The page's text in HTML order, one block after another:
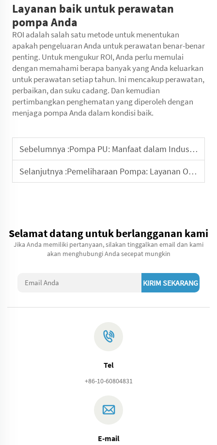
Layanan baik untuk perawatan
pompa Anda
ROI adalah salah satu metode untuk menentukan
apakah pengeluaran Anda untuk perawatan benar-benar
penting. Untuk mengukur ROI, Anda perlu memulai
dengan memahami berapa banyak yang Anda keluarkan
untuk perawatan setiap tahun. Ini mencakup perawatan,
perbaikan, dan suku cadang. Dan kemudian
pertimbangkan penghematan yang diperoleh dengan
menjaga pompa Anda dalam kondisi baik.
Sebelumnya :Pompa PU: Manfaat dalam Industri Farmasi
Selanjutnya :Pemeliharaan Pompa: Layanan Outsourcing vs. In-House
Selamat datang untuk berlangganan kami
Jika Anda memiliki pertanyaan, silakan tinggalkan email dan kami
akan menghubungi Anda secepat mungkin
KIRIM SEKARANG
Tel
+86-10-60804831
E-mail